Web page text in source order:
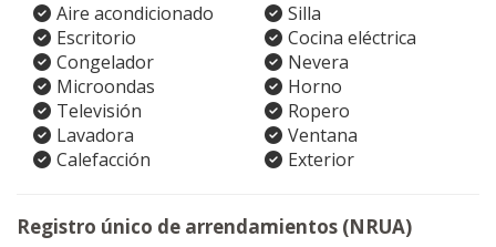
Aire acondicionado
Silla
Escritorio
Cocina eléctrica
Congelador
Nevera
Microondas
Horno
Televisión
Ropero
Lavadora
Ventana
Calefacción
Exterior
Registro único de arrendamientos (NRUA)